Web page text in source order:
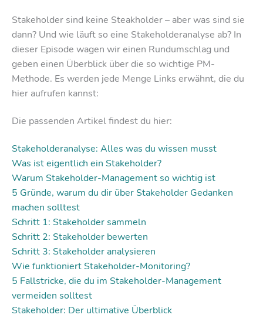
Stakeholder sind keine Steakholder – aber was sind sie
dann? Und wie läuft so eine Stakeholderanalyse ab? In
dieser Episode wagen wir einen Rundumschlag und
geben einen Überblick über die so wichtige PM-
Methode. Es werden jede Menge Links erwähnt, die du
hier aufrufen kannst:
Die passenden Artikel findest du hier:
Stakeholderanalyse: Alles was du wissen musst
Was ist eigentlich ein Stakeholder?
Warum Stakeholder-Management so wichtig ist
5 Gründe, warum du dir über Stakeholder Gedanken
machen solltest
Schritt 1: Stakeholder sammeln
Schritt 2: Stakeholder bewerten
Schritt 3: Stakeholder analysieren
Wie funktioniert Stakeholder-Monitoring?
5 Fallstricke, die du im Stakeholder-Management
vermeiden solltest
Stakeholder: Der ultimative Überblick